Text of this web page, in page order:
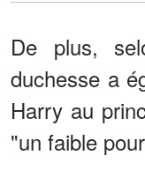
De plus,
duchesse a
Harry au
"un faible